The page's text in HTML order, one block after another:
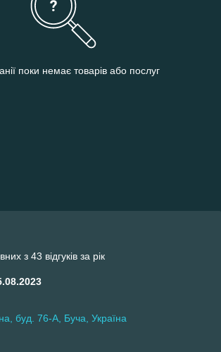
поки немає товарів або послуг
з 43 відгуків за рік
буд. 76-А, Буча, Україна